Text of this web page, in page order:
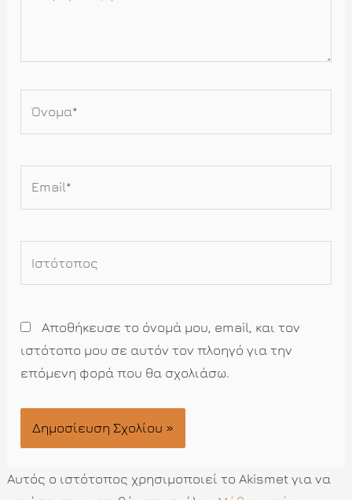
Αποθήκευσε το όνομά μου, email, και τον
ιστότοπο μου σε αυτόν τον πλοηγό για την
επόμενη φορά που θα σχολιάσω.
Αυτός ο ιστότοπος χρησιμοποιεί το Akismet για να